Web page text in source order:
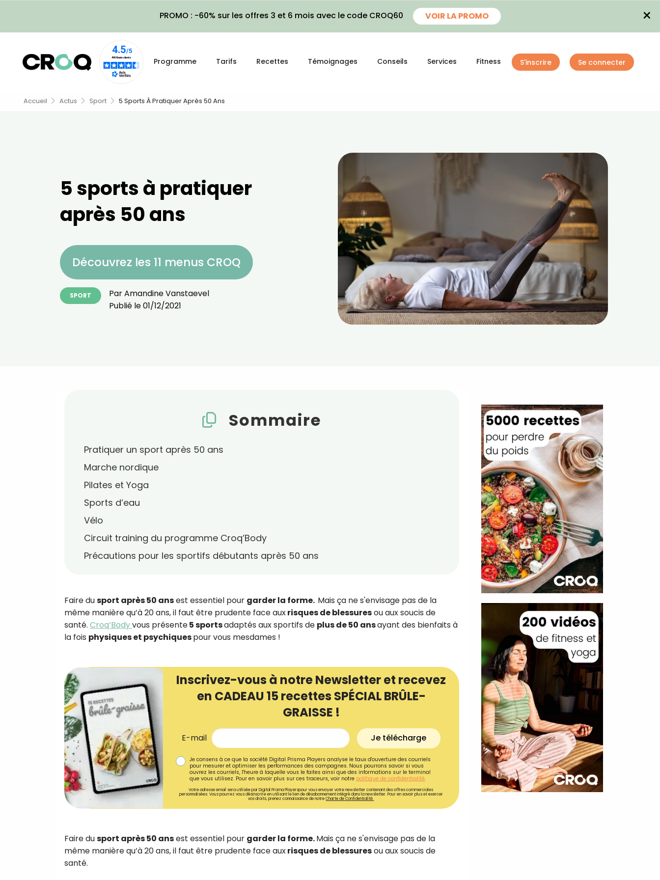
PROMO : -60% sur les offres 3 et 6 mois avec le code CROQ60 VOIR LA PROMO ×
Programme Tarifs Recettes Témoignages Conseils Services Fitness S'inscrire Se connecter
Accueil Actus Sport 5 Sports À Pratiquer Après 50 Ans
5 sports à pratiquer
après 50 ans
Découvrez les 11 menus CROQ
SPORT ParAmandine Vanstaevel
Publié le01/12/2021
Sommaire
Pratiquer un sport après 50 ans
Marche nordique
Pilates et Yoga
Sports d’eau
Vélo
Circuit training du programme Croq’Body
Précautions pour les sportifs débutants après 50 ans
Faire dusport après 50 ansest essentiel pour garder la forme. Mais ça ne s'envisage pas de la
même manière qu’à 20 ans, il faut être prudente face auxrisques de blessuresou aux soucis de
santé. Croq’Bodyvous présente5 sportsadaptés aux sportifs de plus de 50 ansayant des bienfaits à
la fois physiques et psychiquespour vous mesdames !
Inscrivez-vous à notre Newsletter et recevez
en CADEAU 15 recettes SPÉCIAL BRÛLE-
GRAISSE !
E-mail Je télécharge
Je consens à ce que la société Digital Prisma Players analyse le taux d'ouverture des courriels
pour mesurer et optimiser les performances des campagnes. Nous pourrons savoir si vous
ouvrez les courriels, l'heure à laquelle vous le faites ainsi que des informations sur le terminal
que vous utilisez. Pour en savoir plus sur ces traceurs, voir notre politique de confidentialité.
Votre adresse email sera utilisée par Digital Prisma Playerspour vous envoyer votre newsletter contenant des offres commerciales
personnalisées. Vous pourrez vous désinscrire en utilisant le lien de désabonnement intégré dans la newsletter. Pour en savoir plus et exercer
vos droits, prenez connaissance de notreCharte de Confidentialité.
Faire dusport après 50 ansest essentiel pour garder la forme.Mais ça ne s'envisage pas de la
même manière qu’à 20 ans, il faut être prudente face auxrisques de blessuresou aux soucis de
santé.
recettes inédites de CROQ
!